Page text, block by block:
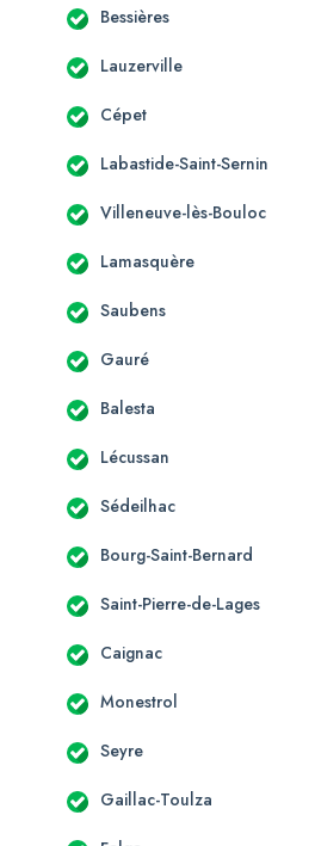
Bessières
Lauzerville
Cépet
Labastide-Saint-Sernin
Villeneuve-lès-Bouloc
Lamasquère
Saubens
Gauré
Balesta
Lécussan
Sédeilhac
Bourg-Saint-Bernard
Saint-Pierre-de-Lages
Caignac
Monestrol
Seyre
Gaillac-Toulza